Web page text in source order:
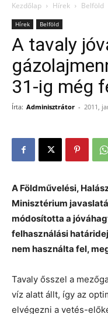
Kezdőlap Hírek Belföld
Hírek Belföld
A tavaly
31-ig még
Írta: Adminisztrátor - 2011,
A Földművelési,
Minisztérium
módosította a
felhasználási
nem használta fel,
Tavaly ősszel a
víz alatt állt, így az
elvégezni a vetés-